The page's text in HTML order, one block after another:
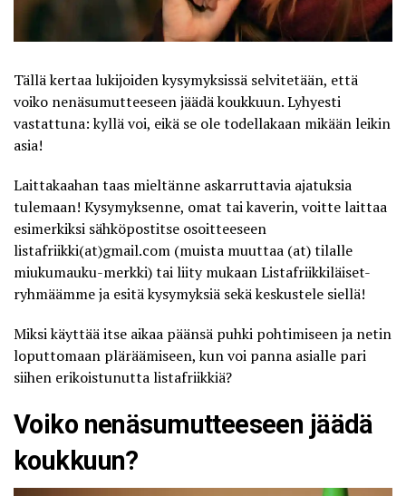
Tällä kertaa lukijoiden kysymyksissä selvitetään, että
voiko nenäsumutteeseen jäädä koukkuun. Lyhyesti
vastattuna: kyllä voi, eikä se ole todellakaan mikään leikin
asia!
Laittakaahan taas mieltänne askarruttavia ajatuksia
tulemaan! Kysymyksenne, omat tai kaverin, voitte laittaa
esimerkiksi sähköpostitse osoitteeseen
listafriikki(at)gmail.com (muista muuttaa (at) tilalle
miukumauku-merkki) tai liity mukaanListafriikkiläiset-
ryhmäämmeja esitä kysymyksiä sekä keskustele siellä!
Miksi käyttää itse aikaa päänsä puhki pohtimiseen ja netin
loputtomaan pläräämiseen, kun voi panna asialle pari
siihen erikoistunutta listafriikkiä?
Voiko nenäsumutteeseen jäädä
koukkuun?